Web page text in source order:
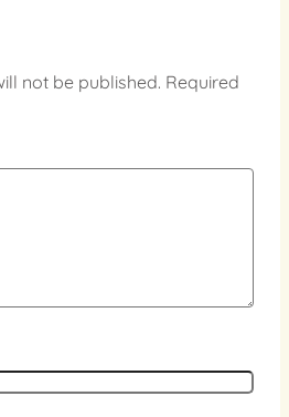
not be published. Required